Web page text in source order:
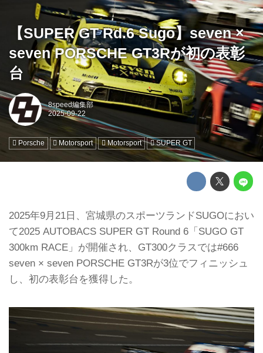
【SUPER GT Rd.6 Sugo】seven ×
seven PORSCHE GT3Rが初の表彰
台
8speed編集部
Porsche Motorsport Motorsport SUPER GT
2025年9月21日、宮城県のスポーツランドSUGOにおい
て2025 AUTOBACS SUPER GT Round 6「SUGO GT
300km RACE」が開催され、GT300クラスでは#666
seven × seven PORSCHE GT3Rが3位でフィニッシュ
し、初の表彰台を獲得した。